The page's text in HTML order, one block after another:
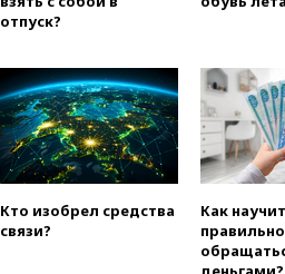
отпуск?
Кто изобрел средства
связи?
Как
правильно